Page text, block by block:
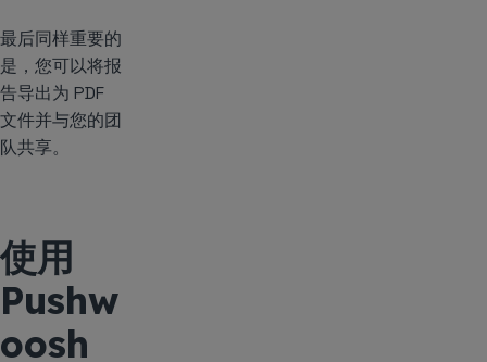
最后同样重要的
是，您可以将报
告导出为 PDF
文件并与您的团
队共享。
使用
Pushw
oosh